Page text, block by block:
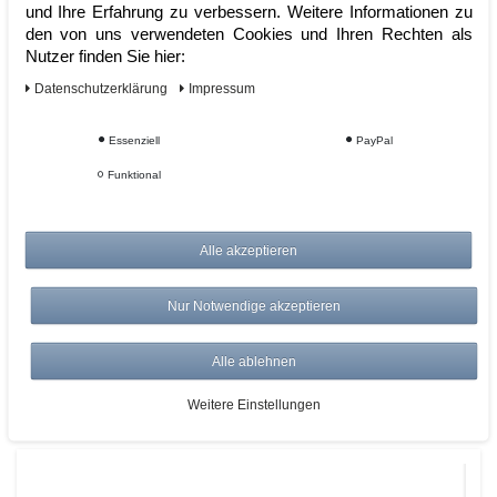
Big Box perforiert 1200 x 1000 mm
mit 3 Kufen | Grau, ähnlich RAL
Hersteller: ESB Engineering-System-Bau GmbH
UVP 287,37 €279,00 €
*zzgl. ges. MwSt.zzgl.Versandkosten
und Ihre Erfahrung zu verbessern. Weitere Informationen zu
den von uns verwendeten Cookies und Ihren Rechten als
Nutzer finden Sie hier:
Daten­schutz­erklärung Impressum
Essenziell PayPal
Funktional
Alle akzeptieren
Nur Notwendige akzeptieren
Alle ablehnen
Weitere Einstellungen